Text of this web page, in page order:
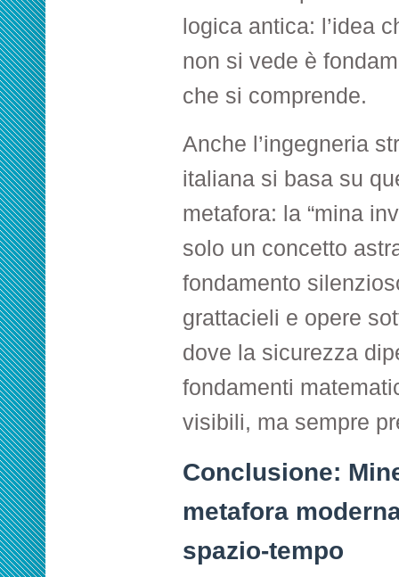
logica antica: l’idea
non si vede è
che si comprende.
Anche l’ingegneria
italiana si basa su
metafora: la “mina
solo un concetto
fondamento
grattacieli e opere
dove la sicurezza
fondamenti
visibili, ma sempre
Conclusione:
metafora
spazio-tempo